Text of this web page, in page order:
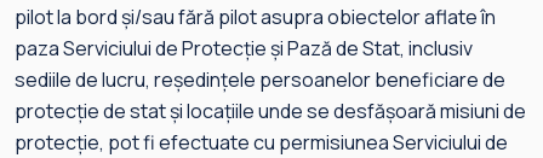
pilot la bord și/sau fără pilot asupra obiectelor aflate în
paza Serviciului de Protecție și Pază de Stat, inclusiv
sediile de lucru, reședințele persoanelor beneficiare de
protecție de stat și locațiile unde se desfășoară misiuni de
protecție, pot fi efectuate cu permisiunea Serviciului de